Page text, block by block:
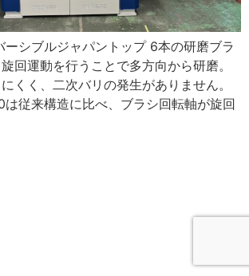
ーシブルジャパントップ 6本の研磨ブラ
回運動を行うことで多方向から研磨。
くく、二次バリの発生がありません。
は従来構造に比べ、ブラシ回転軸が旋回